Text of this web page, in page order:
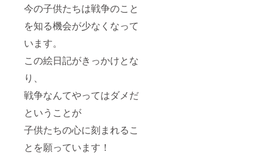
今の子供たちは戦争のこと
を知る機会が少なくなって
います。
この絵日記がきっかけとな
り、
戦争なんてやってはダメだ
ということが
子供たちの心に刻まれるこ
とを願っています！